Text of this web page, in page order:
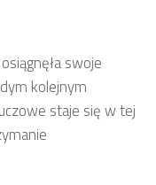
swoje
kolejnym
staje się w tej